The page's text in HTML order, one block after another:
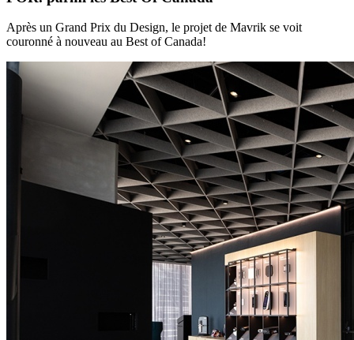
Après un Grand Prix du Design, le projet de Mavrik se voit
couronné à nouveau au Best of Canada!